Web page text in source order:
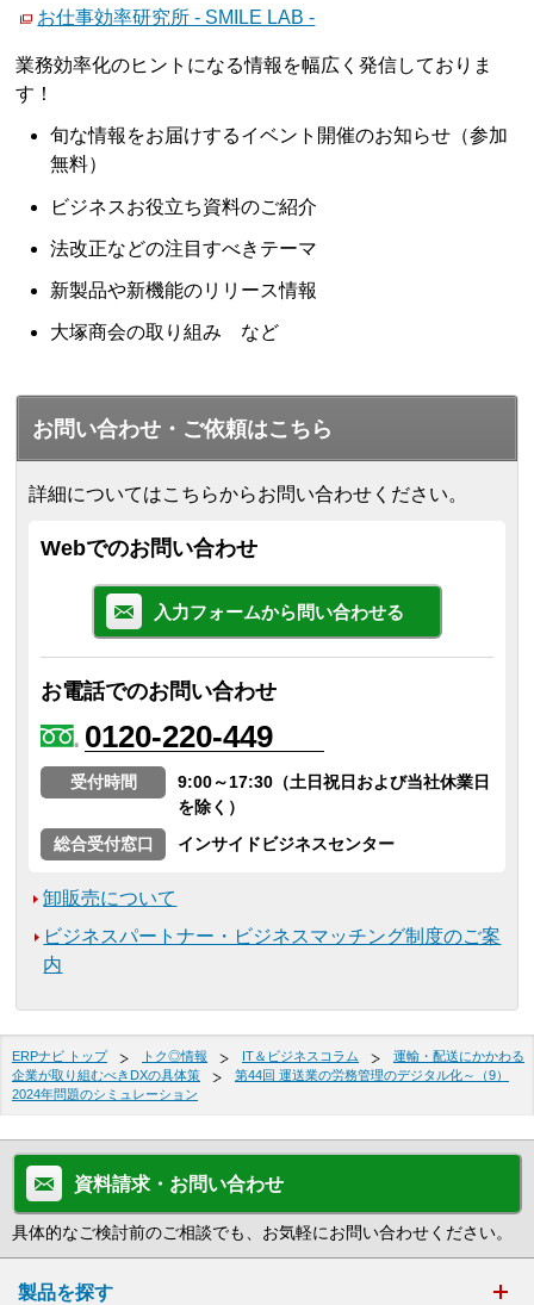
お仕事効率研究所 - SMILE LAB -
業務効率化のヒントになる情報を幅広く発信しておりま
す！
旬な情報をお届けするイベント開催のお知らせ（参加
無料）
ビジネスお役立ち資料のご紹介
法改正などの注目すべきテーマ
新製品や新機能のリリース情報
大塚商会の取り組み など
お問い合わせ・ご依頼はこちら
詳細についてはこちらからお問い合わせください。
Webでのお問い合わせ
入力フォームから問い合わせる
お電話でのお問い合わせ
0120-220-449
受付時間
9:00～17:30（土日祝日および当社休業日
を除く）
総合受付窓口
インサイドビジネスセンター
卸販売について
ビジネスパートナー・ビジネスマッチング制度のご案
内
ERPナビ トップ トク◎情報 IT＆ビジネスコラム
運輸・配送にかかわる
企業が取り組むべきDXの具体策
第44回 運送業の労務管理のデジタル化～（9）
2024年問題のシミュレーション
資料請求・お問い合わせ
具体的なご検討前のご相談でも、お気軽にお問い合わせください。
製品を探す